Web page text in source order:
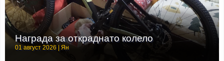
Награда за откраднато колело
01 август 2026 | Ян